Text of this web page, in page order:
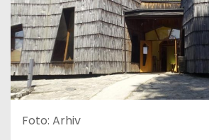
Foto: Arhiv